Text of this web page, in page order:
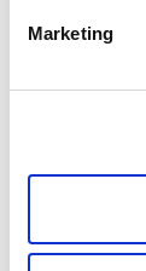
Marketing